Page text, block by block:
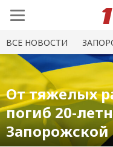
ВСЕ НОВОСТИ
От тяжелых
погиб 20-
Запорожской